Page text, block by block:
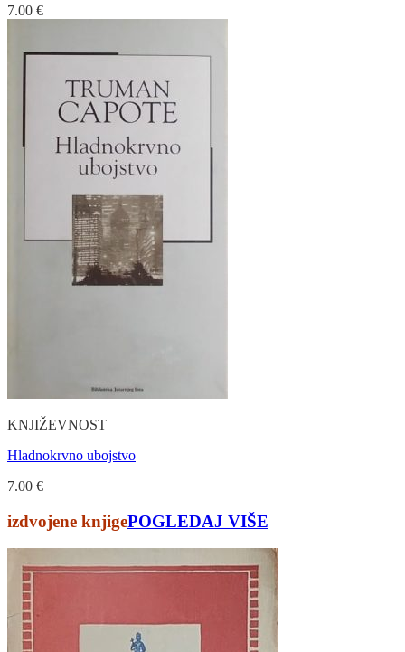
7.00 €
KNJIŽEVNOST
Hladnokrvno ubojstvo
7.00 €
izdvojene knjigePOGLEDAJ VIŠE